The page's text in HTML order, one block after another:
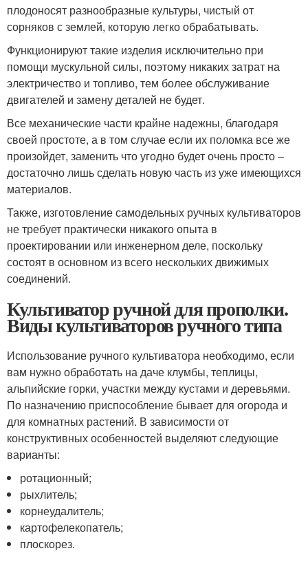
плодоносят разнообразные культуры, чистый от
сорняков с землей, которую легко обрабатывать.
Функционируют такие изделия исключительно при
помощи мускульной силы, поэтому никаких затрат на
электричество и топливо, тем более обслуживание
двигателей и замену деталей не будет.
Все механические части крайне надежны, благодаря
своей простоте, а в том случае если их поломка все же
произойдет, заменить что угодно будет очень просто –
достаточно лишь сделать новую часть из уже имеющихся
материалов.
Также, изготовление самодельных ручных культиваторов
не требует практически никакого опыта в
проектировании или инженерном деле, поскольку
состоят в основном из всего нескольких движимых
соединений.
Культиватор ручной для прополки.
Виды культиваторов ручного типа
Использование ручного культиватора необходимо, если
вам нужно обработать на даче клумбы, теплицы,
альпийские горки, участки между кустами и деревьями.
По назначению приспособление бывает для огорода и
для комнатных растений. В зависимости от
конструктивных особенностей выделяют следующие
варианты:
ротационный;
рыхлитель;
корнеудалитель;
картофелекопатель;
плоскорез.